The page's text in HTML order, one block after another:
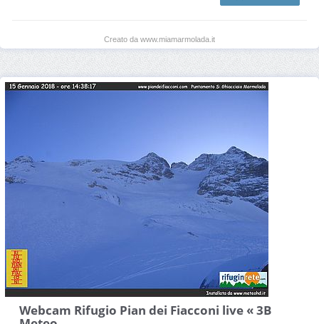
Creato da www.miamarmolada.it
Webcam Rifugio Pian dei Fiacconi live « 3B